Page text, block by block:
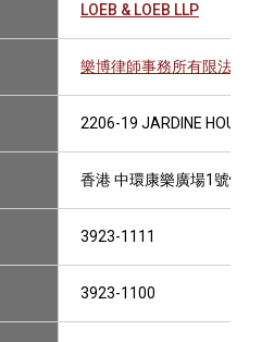
LOEB & LOEB LLP
樂博律師事務所有限法律責
2206-19 JARDINE HOUSE, 1
香港 中環康樂廣場1號怡和
3923-1111
3923-1100